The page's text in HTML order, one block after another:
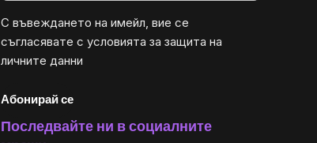
С въвеждането на имейл, вие се
съгласявате с условията за защита на
личните данни
Абонирай се
Последвайте ни в социалните